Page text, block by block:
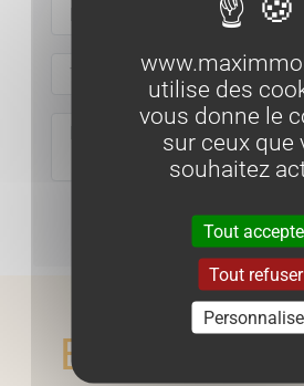
Envoyer
En voir plus
utilise des
vous donne le
sur ceux que
souhaitez
Tout
Tout refuser